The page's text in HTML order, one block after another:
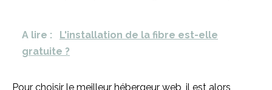
A lire :
L'installation de la fibre est-elle
gratuite ?
Pour choisir le meilleur hébergeur web, il est alors